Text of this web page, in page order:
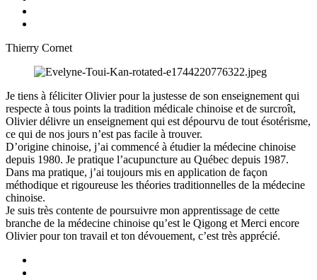
Thierry Cornet
Je tiens à féliciter Olivier pour la justesse de son enseignement qui
respecte à tous points la tradition médicale chinoise et de surcroît,
Olivier délivre un enseignement qui est dépourvu de tout ésotérisme,
ce qui de nos jours n’est pas facile à trouver.
D’origine chinoise, j’ai commencé à étudier la médecine chinoise
depuis 1980. Je pratique l’acupuncture au Québec depuis 1987.
Dans ma pratique, j’ai toujours mis en application de façon
méthodique et rigoureuse les théories traditionnelles de la médecine
chinoise.
Je suis très contente de poursuivre mon apprentissage de cette
branche de la médecine chinoise qu’est le Qigong et Merci encore
Olivier pour ton travail et ton dévouement, c’est très apprécié.